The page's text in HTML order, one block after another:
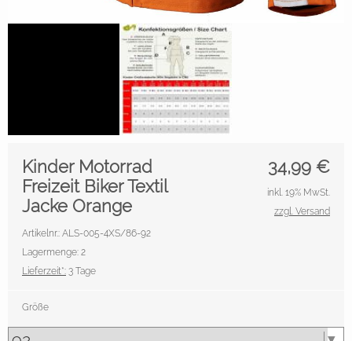
34,99 €
Kinder Motorrad
Freizeit Biker Textil
Jacke Orange
Artikelnr.: ALS-005-4XS/86-92
Lagermenge: 2
Lieferzeit*: 3 Tage
inkl. 19% MwSt.
zzgl. Versand
Größe